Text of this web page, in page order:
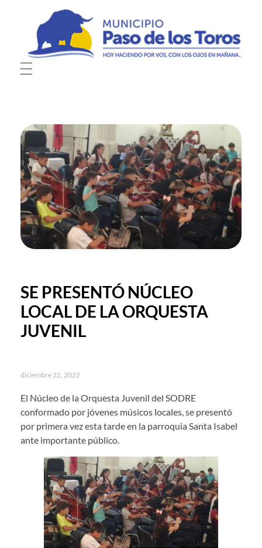
Municipio de Paso de los Toros
Hoy haciendo para vos, con los ojos en mañana
SE PRESENTÓ NÚCLEO
LOCAL DE LA ORQUESTA
JUVENIL
diciembre 22, 2022
El Núcleo de la Orquesta Juvenil del SODRE
conformado por jóvenes músicos locales, se presentó
por primera vez esta tarde en la parroquia Santa Isabel
ante importante público.